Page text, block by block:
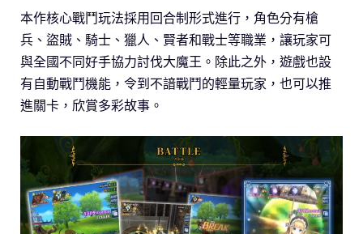
本作核心戰鬥玩法採用回合制形式進行，角色分有槍
兵、盜賊、騎士、獵人、賢者和戰士等職業，讓玩家可
與全國不同好手協力討伐大魔王。除此之外，遊戲也設
有自動戰鬥機能，令到不諳戰鬥的輕量玩家，也可以推
進關卡，欣賞多彩故事。